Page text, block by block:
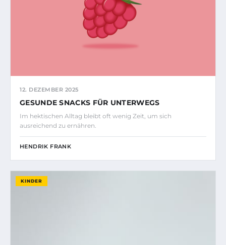
12. DEZEMBER 2025
GESUNDE SNACKS FÜR UNTERWEGS
Im hektischen Alltag bleibt oft wenig Zeit, um sich
ausreichend zu ernähren.
HENDRIK FRANK
KINDER